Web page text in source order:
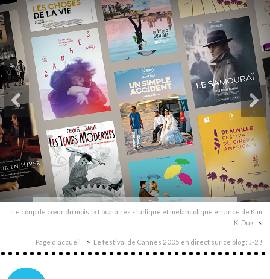
Le coup de cœur du mois : « Locataires » ludique et mélancolique errance de Kim
Ki Duk.
Page d'accueil Le festival de Cannes 2005 en direct sur ce blog : J-2 !